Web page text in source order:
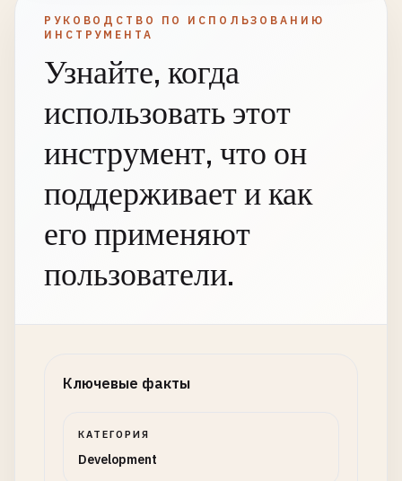
РУКОВОДСТВО ПО ИСПОЛЬЗОВАНИЮ
ИНСТРУМЕНТА
Узнайте, когда
использовать этот
инструмент, что он
поддерживает и как
его применяют
пользователи.
Ключевые факты
КАТЕГОРИЯ
Development